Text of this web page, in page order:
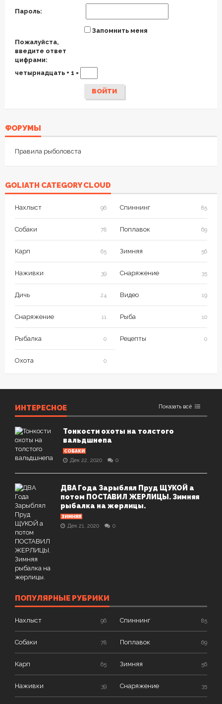
Пароль:
Запомнить меня
Пожалуйста,
введите ответ
цифрами:
четырнадцать + 1 =
ВОЙТИ
ФОРУМЫ
Правила рыболовста
GOLIATH CATEGORY CLOUD
Нахлыст 96 Спиннинг 85
Собаки 78 Поплавок 69
Карп 65 Зимняя 56
Наживки 39 Снаряжение 35
Дичь 24 Видео 19
Снаряжение 11 Рыба 10
Рыбалка 0 Рецепты 0
Охота 0
ИНТЕРЕСНОЕ Показать всё
Тонкости охоты на толстого
вальдшнепа
СОБАКИ
Дек 22, 2020 0
ДВА Года Зарыблял Пруд ЩУКОЙ а
потом ПОСТАВИЛ ЖЕРЛИЦЫ. Зимняя
рыбалка на жерлицы.
ЗИМНЯЯ
Дек 21, 2020 0
ПОПУЛЯРНЫЕ РУБРИКИ
Нахлыст 96 Спиннинг 85
Собаки 78 Поплавок 69
Карп 65 Зимняя 56
Наживки 39 Снаряжение 35